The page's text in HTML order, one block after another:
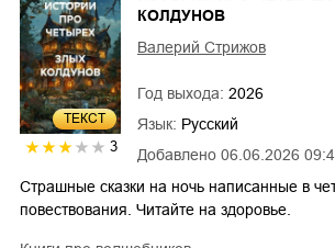
ТЕКСТ
3 Добавлено 06.06.2026
КОЛДУНОВ
Валерий Стрижов
Год выхода: 2026
Язык: Русский
Страшные сказки на ночь написанные в
повествования. Читайте на здоровье.